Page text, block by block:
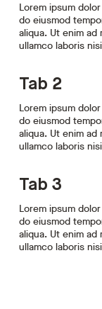
Lorem ipsum
do eiusmod
aliqua. Ut enim
ullamco laboris
Tab 2
Lorem ipsum
do eiusmod
aliqua. Ut enim
ullamco laboris
Tab 3
Lorem ipsum
do eiusmod
aliqua. Ut enim
ullamco laboris